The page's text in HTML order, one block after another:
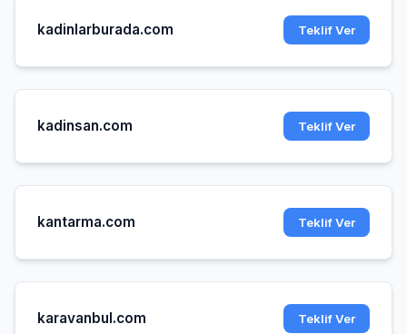
kadinlarburada.com Teklif Ver
kadinsan.com Teklif Ver
kantarma.com Teklif Ver
karavanbul.com Teklif Ver